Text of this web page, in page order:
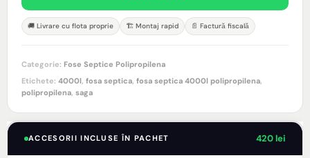
🚚 Livrare cu flota proprie 🏗️ Montaj rapid 📄 Factură fiscală
Categorie: Fose Septice Polipropilena
Etichete: 4000l, fosa septica, fosa septica 4000l polipropilena,
polipropilena, saga
ACCESORII INCLUSE ÎN PACHET 420 lei